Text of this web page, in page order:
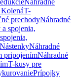
Náhradné
T-
prechodyNáhradné
spojenia,
NástenkyNáhradné
pripojenímNáhradné
T-kusy pre
Prípojky